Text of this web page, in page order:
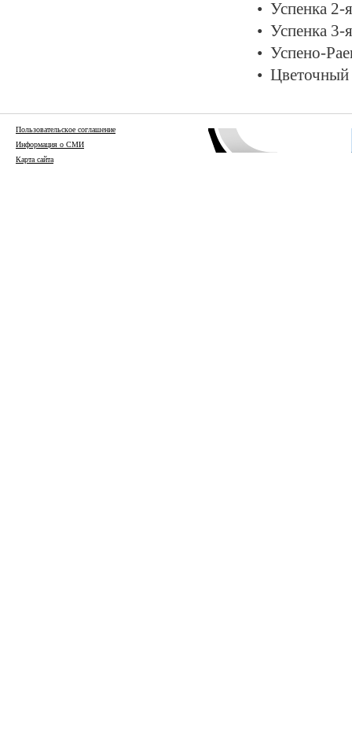
Успенка 2-
Успенка 3-
Успено-
Пользовательское соглашение
Информация о СМИ
Карта сайта